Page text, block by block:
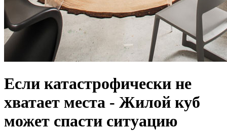
Если катастрофически не
хватает места - Жилой куб
может спасти ситуацию